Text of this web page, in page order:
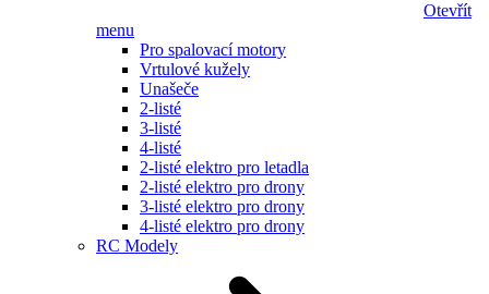
Otevřít
menu
Pro spalovací motory
Vrtulové kužely
Unašeče
2-listé
3-listé
4-listé
2-listé elektro pro letadla
2-listé elektro pro drony
3-listé elektro pro drony
4-listé elektro pro drony
RC Modely